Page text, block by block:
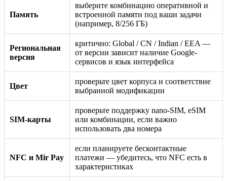
Память
выберите комбинацию оперативной и
встроенной памяти под ваши задачи
(например, 8/256 ГБ)
Региональная
версия
критично: Global / CN / Indian / EEA —
от версии зависит наличие Google-
сервисов и язык интерфейса
Цвет
проверьте цвет корпуса и соответствие
выбранной модификации
SIM-карты
проверьте поддержку nano-SIM, eSIM
или комбинации, если важно
использовать два номера
NFC и Mir Pay
если планируете бесконтактные
платежи — убедитесь, что NFC есть в
характеристиках